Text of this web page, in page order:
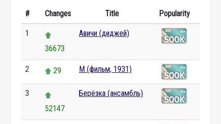
# Changes Title Popularity
1
36673
Авичи (диджей)
2 29 М (фильм, 1931)
3
52147
Берёзка (ансамбль)